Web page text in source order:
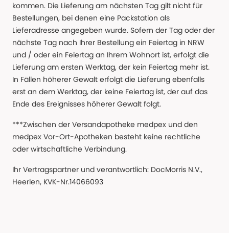
kommen. Die Lieferung am nächsten Tag gilt nicht für
Bestellungen, bei denen eine Packstation als
Lieferadresse angegeben wurde. Sofern der Tag oder der
nächste Tag nach Ihrer Bestellung ein Feiertag in NRW
und / oder ein Feiertag an Ihrem Wohnort ist, erfolgt die
Lieferung am ersten Werktag, der kein Feiertag mehr ist.
In Fällen höherer Gewalt erfolgt die Lieferung ebenfalls
erst an dem Werktag, der keine Feiertag ist, der auf das
Ende des Ereignisses höherer Gewalt folgt.
***Zwischen der Versandapotheke medpex und den
medpex Vor-Ort-Apotheken besteht keine rechtliche
oder wirtschaftliche Verbindung.
Ihr Vertragspartner und verantwortlich: DocMorris N.V.,
Heerlen, KVK-Nr.14066093